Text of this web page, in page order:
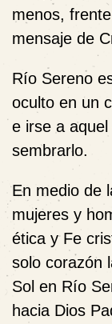
menos,
mensaje de
Río Sereno
oculto en un
e irse a
sembrarlo.
En medio de
mujeres y
ética y Fe
solo corazón
Sol en Río
hacia Dios